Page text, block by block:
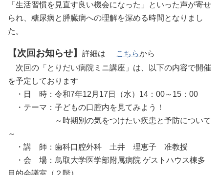
「生活習慣を見直す良い機会になった」といった声が寄せ
られ、糖尿病と膵臓病への理解を深める時間となりまし
た。
【次回お知らせ】 詳細は こちらから
次回の「とりだい病院ミニ講座」は、以下の内容で開催
を予定しております
・日 時：令和7年12月17日（水）14：00～15：00
・テーマ：子どもの口腔内を見てみよう！
～時期別の気をつけたい疾患と予防について
～
・講 師：歯科口腔外科 土井 理恵子 准教授
・会 場：鳥取大学医学部附属病院 ゲストハウス棟多
目的会議室（２階）